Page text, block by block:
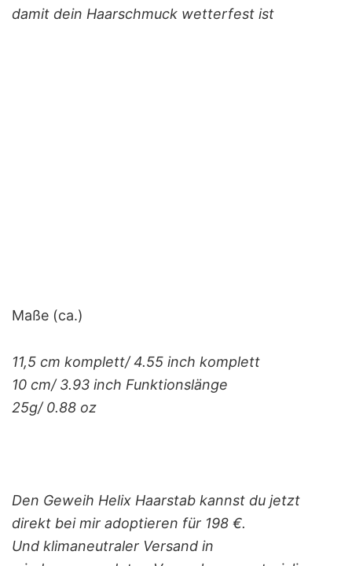
damit dein Haarschmuck wetterfest ist
Maße (ca.)
11,5 cm komplett/ 4.55 inch komplett
10 cm/ 3.93 inch Funktionslänge
25g/ 0.88 oz
Den Geweih Helix Haarstab kannst du jetzt
direkt bei mir adoptieren für 198 €.
Und klimaneutraler Versand in